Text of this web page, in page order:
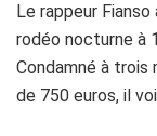
Le rappeur
rodéo nocturne à
Condamné à trois
de 750 euros, il